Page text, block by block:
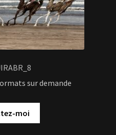
sur demande
moi